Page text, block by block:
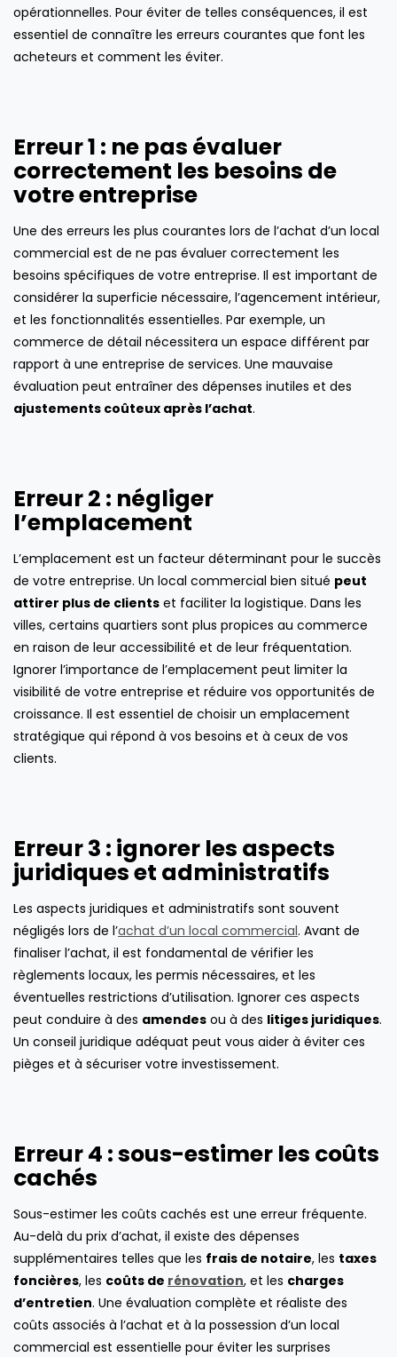
opérationnelles. Pour éviter de telles conséquences, il est
essentiel de connaître les erreurs courantes que font les
acheteurs et comment les éviter.
Erreur 1 : ne pas évaluer
correctement les besoins de
votre entreprise
Une des erreurs les plus courantes lors de l’achat d’un local
commercial est de ne pas évaluer correctement les
besoins spécifiques de votre entreprise. Il est important de
considérer la superficie nécessaire, l’agencement intérieur,
et les fonctionnalités essentielles. Par exemple, un
commerce de détail nécessitera un espace différent par
rapport à une entreprise de services. Une mauvaise
évaluation peut entraîner des dépenses inutiles et des
ajustements coûteux après l’achat.
Erreur 2 : négliger
l’emplacement
L’emplacement est un facteur déterminant pour le succès
de votre entreprise. Un local commercial bien situé peut
attirer plus de clients et faciliter la logistique. Dans les
villes, certains quartiers sont plus propices au commerce
en raison de leur accessibilité et de leur fréquentation.
Ignorer l’importance de l’emplacement peut limiter la
visibilité de votre entreprise et réduire vos opportunités de
croissance. Il est essentiel de choisir un emplacement
stratégique qui répond à vos besoins et à ceux de vos
clients.
Erreur 3 : ignorer les aspects
juridiques et administratifs
Les aspects juridiques et administratifs sont souvent
négligés lors de l’achat d’un local commercial. Avant de
finaliser l’achat, il est fondamental de vérifier les
règlements locaux, les permis nécessaires, et les
éventuelles restrictions d’utilisation. Ignorer ces aspects
peut conduire à des amendes ou à des litiges juridiques.
Un conseil juridique adéquat peut vous aider à éviter ces
pièges et à sécuriser votre investissement.
Erreur 4 : sous-estimer les coûts
cachés
Sous-estimer les coûts cachés est une erreur fréquente.
Au-delà du prix d’achat, il existe des dépenses
supplémentaires telles que les frais de notaire, les taxes
foncières, les coûts de rénovation, et les charges
d’entretien. Une évaluation complète et réaliste des
coûts associés à l’achat et à la possession d’un local
commercial est essentielle pour éviter les surprises